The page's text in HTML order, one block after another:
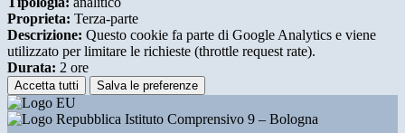
Proprieta: Terza-parte
Descrizione: Questo cookie fa parte di Google Analytics e viene
utilizzato per limitare le richieste (throttle request rate).
Durata: 2 ore
Accetta tutti Salva le preferenze
Istituto Comprensivo 9 – Bologna